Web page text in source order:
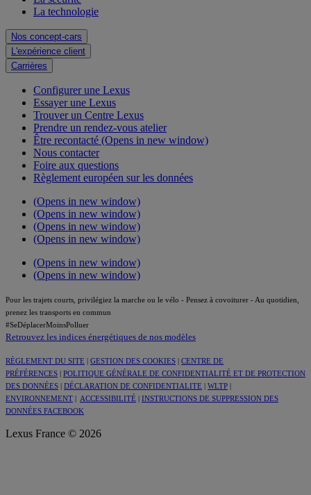
La technologie
Nos concept-cars
L'expérience client
Carrières
Configurer une Lexus
Essayer une Lexus
Trouver un Centre Lexus
Prendre un rendez-vous atelier
Être recontacté (Opens in new window)
Nous contacter
Foire aux questions
Règlement européen sur les données
(Opens in new window)
(Opens in new window)
(Opens in new window)
(Opens in new window)
(Opens in new window)
(Opens in new window)
Pour les trajets courts, privilégiez la marche ou le vélo - Pensez à covoiturer - Au quotidien,
prenez les transports en commun
#SeDéplacerMoinsPolluer
Retrouvez les indices énergétiques de nos modèles
RÈGLEMENT DU SITE | GESTION DES COOKIES | CENTRE DE
PRÉFÉRENCES | POLITIQUE GÉNÉRALE DE CONFIDENTIALITÉ ET DE PROTECTION
DES DONNÉES | DÉCLARATION DE CONFIDENTIALITE | WLTP |
ENVIRONNEMENT | ACCESSIBILITÉ | INSTRUCTIONS DE SUPPRESSION DES
DONNÉES FACEBOOK
Lexus France © 2026